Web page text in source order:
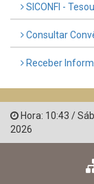
SICONFI -
Consultar
Receber
Hora: 10:43 /
2026